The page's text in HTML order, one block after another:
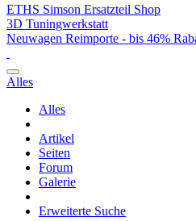
ETHS Simson Ersatzteil Shop
3D Tuningwerkstatt
Neuwagen Reimporte - bis 46%
Alles
Alles
Artikel
Seiten
Forum
Galerie
Erweiterte Suche